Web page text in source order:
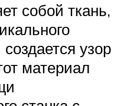
собой ткань,
узор
материал